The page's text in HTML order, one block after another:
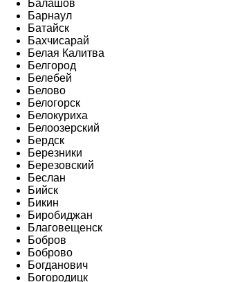
Балашов
Барнаул
Батайск
Бахчисарай
Белая Калитва
Белгород
Белебей
Белово
Белогорск
Белокуриха
Белоозерский
Бердск
Березники
Березовский
Беслан
Бийск
Бикин
Биробиджан
Благовещенск
Бобров
Боброво
Богданович
Богородицк